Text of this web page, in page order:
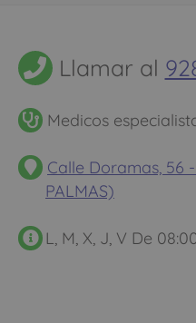
Llamar al
Medicos
Calle Doramas, 56
PALMAS)
L, M, X, J, V De